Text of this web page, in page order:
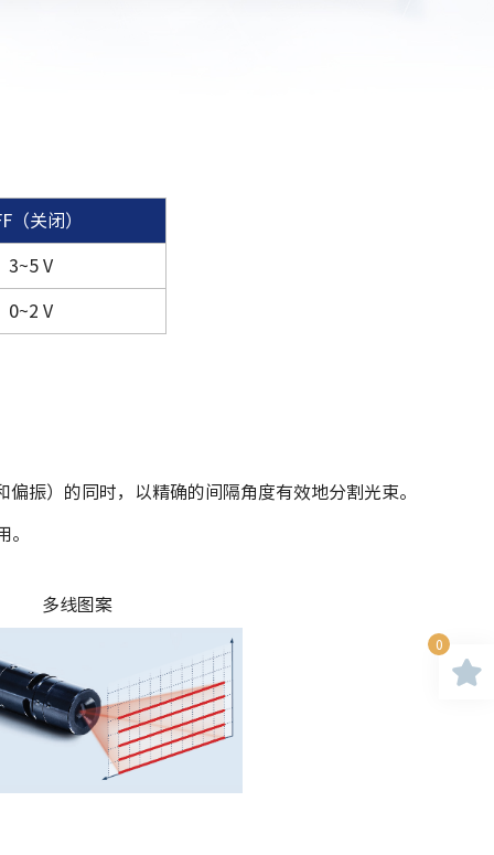
（关闭）
3~5 V
0~2 V
振）的同时，以精确的间隔角度有效地分割光束。
多线图案
0